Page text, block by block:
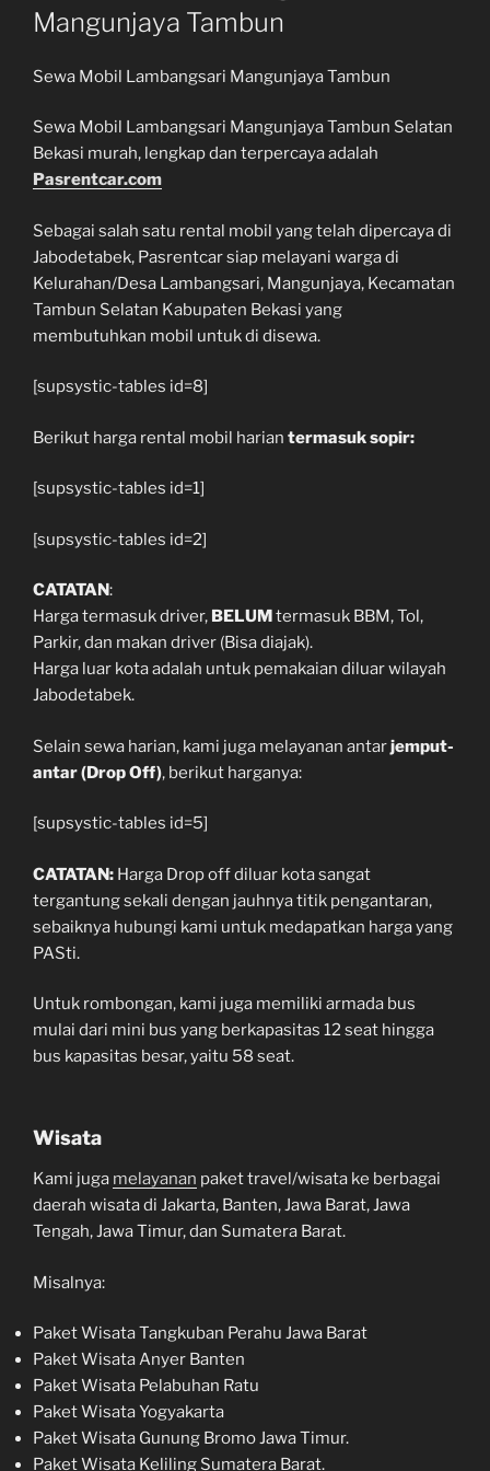
Mangunjaya Tambun
Sewa Mobil Lambangsari Mangunjaya Tambun
Sewa Mobil Lambangsari Mangunjaya Tambun Selatan
Bekasi murah, lengkap dan terpercaya adalah
Pasrentcar.com
Sebagai salah satu rental mobil yang telah dipercaya di
Jabodetabek, Pasrentcar siap melayani warga di
Kelurahan/Desa Lambangsari, Mangunjaya, Kecamatan
Tambun Selatan Kabupaten Bekasi yang
membutuhkan mobil untuk di disewa.
[supsystic-tables id=8]
Berikut harga rental mobil harian termasuk sopir:
[supsystic-tables id=1]
[supsystic-tables id=2]
CATATAN:
Harga termasuk driver, BELUMtermasuk BBM, Tol,
Parkir, dan makan driver (Bisa diajak).
Harga luar kota adalah untuk pemakaian diluar wilayah
Jabodetabek.
Selain sewa harian, kami juga melayanan antarjemput-
antar (Drop Off), berikut harganya:
[supsystic-tables id=5]
CATATAN: Harga Drop off diluar kota sangat
tergantung sekali dengan jauhnya titik pengantaran,
sebaiknya hubungi kami untuk medapatkan harga yang
PASti.
Untuk rombongan, kami juga memiliki armada bus
mulai dari mini bus yang berkapasitas 12 seat hingga
bus kapasitas besar, yaitu 58 seat.
Wisata
Kami juga melayanan paket travel/wisata ke berbagai
daerah wisata di Jakarta, Banten, Jawa Barat, Jawa
Tengah, Jawa Timur, dan Sumatera Barat.
Misalnya:
Paket Wisata Tangkuban Perahu Jawa Barat
Paket Wisata Anyer Banten
Paket Wisata Pelabuhan Ratu
Paket Wisata Yogyakarta
Paket Wisata Gunung Bromo Jawa Timur.
Paket Wisata Keliling Sumatera Barat.